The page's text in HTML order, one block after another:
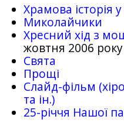
Храмова історія
Миколайчики
Хресний хід з
жовтня 2006 року
Свята
Прощі
Слайд-фільм
та ін.)
25-рiччя Нашої